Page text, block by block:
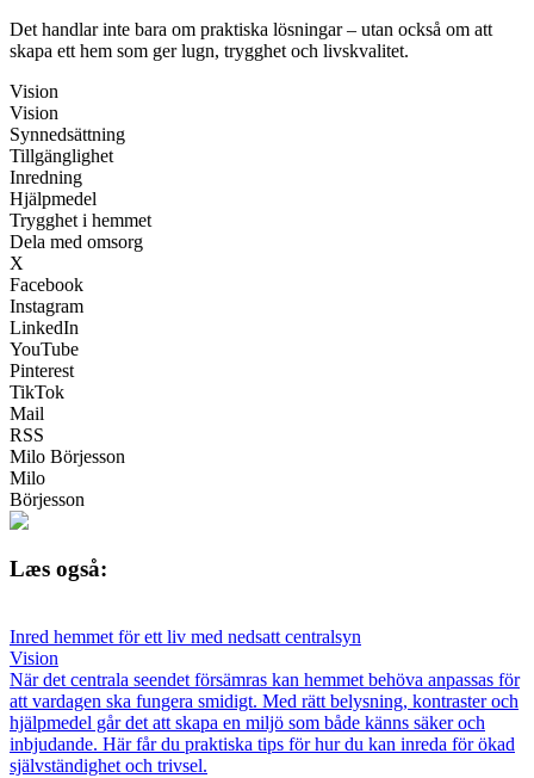
Det handlar inte bara om praktiska lösningar – utan också om att
skapa ett hem som ger lugn, trygghet och livskvalitet.
Vision
Vision
Synnedsättning
Tillgänglighet
Inredning
Hjälpmedel
Trygghet i hemmet
Dela med omsorg
X
Facebook
Instagram
LinkedIn
YouTube
Pinterest
TikTok
Mail
RSS
Milo Börjesson
Milo
Börjesson
Læs også:
Inred hemmet för ett liv med nedsatt centralsyn
Vision
När det centrala seendet försämras kan hemmet behöva anpassas för
att vardagen ska fungera smidigt. Med rätt belysning, kontraster och
hjälpmedel går det att skapa en miljö som både känns säker och
inbjudande. Här får du praktiska tips för hur du kan inreda för ökad
självständighet och trivsel.